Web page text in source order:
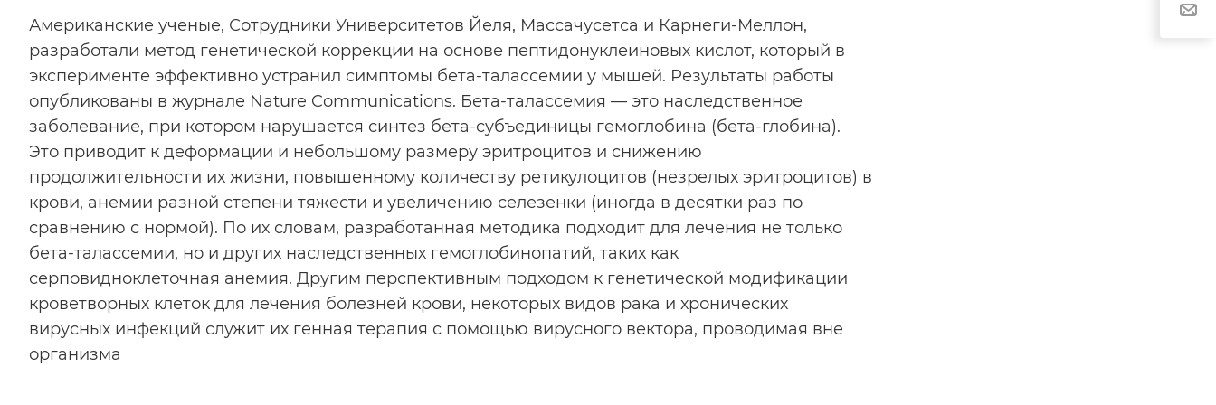
Американские ученые, Сотрудники Университетов Йеля, Массачусетса и Карнеги-Меллон,
разработали метод генетической коррекции на основе пептидонуклеиновых кислот, который в
эксперименте эффективно устранил симптомы бета-талассемии у мышей. Результаты работы
опубликованы в журнале Nature Communications. Бета-талассемия — это наследственное
заболевание, при котором нарушается синтез бета-субъединицы гемоглобина (бета-глобина).
Это приводит к деформации и небольшому размеру эритроцитов и снижению
продолжительности их жизни, повышенному количеству ретикулоцитов (незрелых эритроцитов) в
крови, анемии разной степени тяжести и увеличению селезенки (иногда в десятки раз по
сравнению с нормой). По их словам, разработанная методика подходит для лечения не только
бета-талассемии, но и других наследственных гемоглобинопатий, таких как
серповидноклеточная анемия. Другим перспективным подходом к генетической модификации
кроветворных клеток для лечения болезней крови, некоторых видов рака и хронических
вирусных инфекций служит их генная терапия с помощью вирусного вектора, проводимая вне
организма